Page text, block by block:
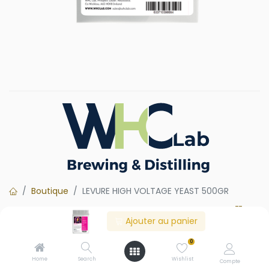
Ajouter au panier
Home Search
0
Wishlist Compte
Boutique LEVURE HIGH VOLTAGE YEAST 500GR
LEVURE HIGH VOLTAGE YEAST
500GR